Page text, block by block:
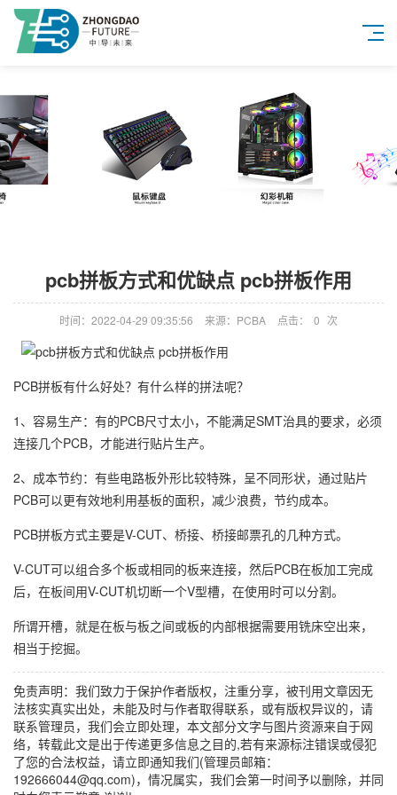
pcb拼板方式和优缺点 pcb拼板作用
时间：2022-04-29 09:35:56 来源：PCBA 点击： 0 次
PCB拼板有什么好处？有什么样的拼法呢？
1、容易生产：有的PCB尺寸太小，不能满足SMT治具的要求，必须
连接几个PCB，才能进行贴片生产。
2、成本节约：有些电路板外形比较特殊，呈不同形状，通过贴片
PCB可以更有效地利用基板的面积，减少浪费，节约成本。
PCB拼板方式主要是V-CUT、桥接、桥接邮票孔的几种方式。
V-CUT可以组合多个板或相同的板来连接，然后PCB在板加工完成
后，在板间用V-CUT机切断一个V型槽，在使用时可以分割。
所谓开槽，就是在板与板之间或板的内部根据需要用铣床空出来，
相当于挖掘。
免责声明：我们致力于保护作者版权，注重分享，被刊用文章因无
法核实真实出处，未能及时与作者取得联系，或有版权异议的，请
联系管理员，我们会立即处理，本文部分文字与图片资源来自于网
络，转载此文是出于传递更多信息之目的,若有来源标注错误或侵犯
了您的合法权益，请立即通知我们(管理员邮箱：
192666044@qq.com)，情况属实，我们会第一时间予以删除，并同